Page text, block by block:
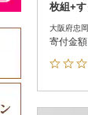
枚組+
大阪府忠
寄付金額